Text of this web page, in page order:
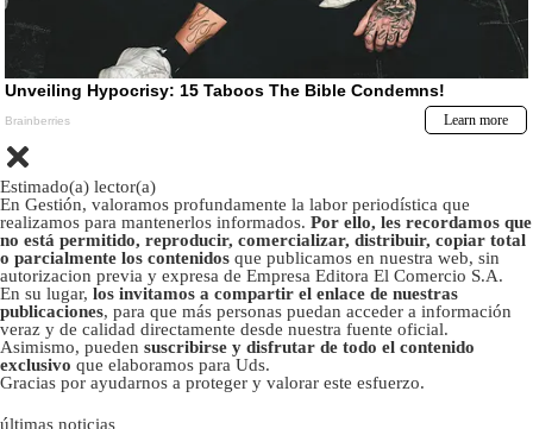
Estimado(a) lector(a)
En Gestión, valoramos profundamente la labor periodística que
realizamos para mantenerlos informados. Por ello, les recordamos que
no está permitido, reproducir, comercializar, distribuir, copiar total
o parcialmente los contenidos que publicamos en nuestra web, sin
autorizacion previa y expresa de Empresa Editora El Comercio S.A.
En su lugar, los invitamos a compartir el enlace de nuestras
publicaciones, para que más personas puedan acceder a información
veraz y de calidad directamente desde nuestra fuente oficial.
Asimismo, pueden suscribirse y disfrutar de todo el contenido
exclusivo que elaboramos para Uds.
Gracias por ayudarnos a proteger y valorar este esfuerzo.
últimas noticias